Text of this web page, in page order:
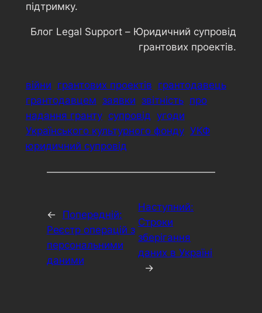
підтримку.
Блог Legal Support – Юридичний супровід
грантових проектів.
війни грантових проектів грантодавець
грантодавцем заявки звітність про
надання гранту супровід угоди
Українського культурного фонду УКФ
юридичний супровід
←
Попередній:
Реєстр операцій з
персональними
даними
Наступний:
Строки
зберігання
даних в Україні
→